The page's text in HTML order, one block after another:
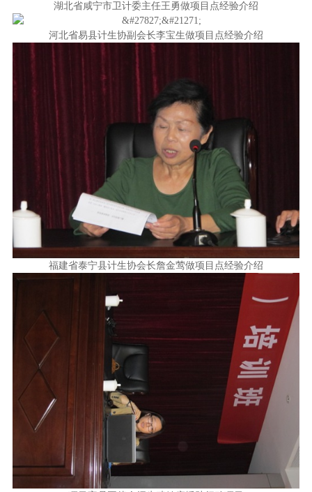
湖北省咸宁市卫计委主任王勇做项目点经验介绍
河北省易县计生协副会长李宝生做项目点经验介绍
福建省泰宁县计生协会长詹金莺做项目点经验介绍